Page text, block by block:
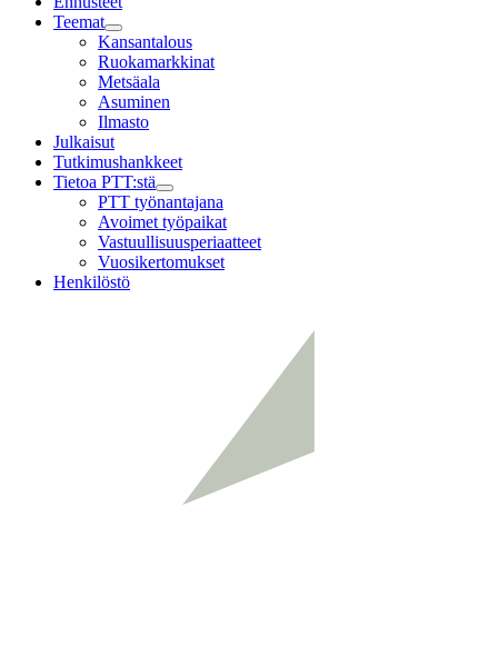
Teemat
Child
menu
Kansantalous
Ruokamarkkinat
Metsäala
Asuminen
Ilmasto
Julkaisut
Tutkimushankkeet
Tietoa PTT:stä
Child
menu
PTT työnantajana
Avoimet työpaikat
Vastuullisuusperiaatteet
Vuosikertomukset
Henkilöstö